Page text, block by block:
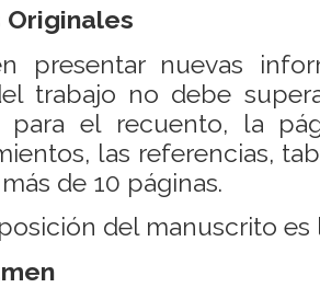
nuevas
trabajo no debe
para el recuento, la
las referencias,
de 10 páginas.
del manuscrito es